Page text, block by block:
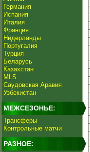
Германия
Испания
Италия
Франция
Нидерланды
Португалия
Турция
Беларусь
Казахстан
MLS
Саудовская Аравия
Узбекистан
МЕЖСЕЗОНЬЕ:
Трансферы
Контрольные матчи
РАЗНОЕ: